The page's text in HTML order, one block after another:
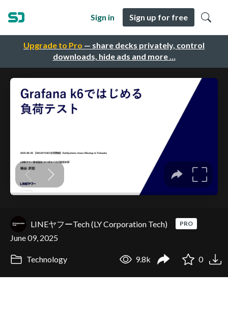
Upgrade to Pro — share decks privately, control
downloads, hide ads and more …
Sign in Sign up for free
LINEヤフーTech (LY Corporation Tech) PRO
June 09, 2025
Technology 9.8k 0